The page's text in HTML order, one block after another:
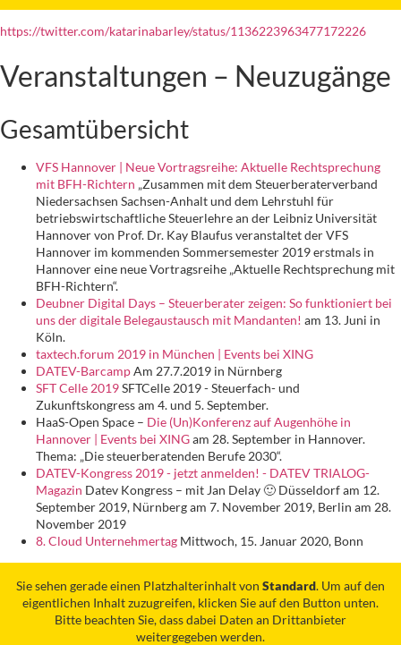
https://twitter.com/katarinabarley/status/1136223963477172226
Veranstaltungen – Neuzugänge
Gesamtübersicht
VFS Hannover | Neue Vortragsreihe: Aktuelle Rechtsprechung
mit BFH-Richtern „Zusammen mit dem Steuerberaterverband
Niedersachsen Sachsen-Anhalt und dem Lehrstuhl für
betriebswirtschaftliche Steuerlehre an der Leibniz Universität
Hannover von Prof. Dr. Kay Blaufus veranstaltet der VFS
Hannover im kommenden Sommersemester 2019 erstmals in
Hannover eine neue Vortragsreihe „Aktuelle Rechtsprechung mit
BFH-Richtern“.
Deubner Digital Days – Steuerberater zeigen: So funktioniert bei
uns der digitale Belegaustausch mit Mandanten! am 13. Juni in
Köln.
taxtech.forum 2019 in München | Events bei XING
DATEV-BarcampAm 27.7.2019 in Nürnberg
SFT Celle 2019SFTCelle 2019 - Steuerfach- und
Zukunftskongress am 4. und 5. September.
HaaS-Open Space – Die (Un)Konferenz auf Augenhöhe in
Hannover | Events bei XINGam 28. September in Hannover.
Thema: „Die steuerberatenden Berufe 2030“.
DATEV-Kongress 2019 - jetzt anmelden! - DATEV TRIALOG-
Magazin Datev Kongress – mit Jan Delay 🙂 Düsseldorf am 12.
September 2019, Nürnberg am 7. November 2019, Berlin am 28.
November 2019
8. Cloud Unternehmertag Mittwoch, 15. Januar 2020, Bonn
Sie sehen gerade einen Platzhalterinhalt von Standard. Um auf den
eigentlichen Inhalt zuzugreifen, klicken Sie auf den Button unten.
Bitte beachten Sie, dass dabei Daten an Drittanbieter
weitergegeben werden.